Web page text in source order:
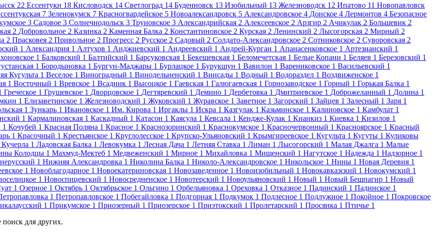
22 Ессентуки 18 Кисловодск 14 Светлоград 14 Буденновск 13 Изобильный 13 Железноводск 12 Ипатово 11 Новопавловск
7 Зеленокумск 7 Красногвардейское 5 Новоалександровск 5 Александровское 4 Донское 4 Лермонтов 4 Безопасное
3 Садовое 3 Солнечнодольск 3 Труновское 3 Александрийская 2 Алексеевское 2 Арзгир 2 Ачикулак 2 Большевик 2
2 Добровольное 2 Казинка 2 Каменная Балка 2 Константиновское 2 Курская 2 Ленинский 2 Лысогорская 2 Мирный 2
2 Прасковея 2 Привольное 2 Прогресс 2 Русское 2 Садовый 2 Солдато-Александровское 2 Сотниковское 2 Суворовская 2
1 Александрия 1 Алтухов 1 Анджиевский 1 Андреевский 1 Андрей-Курган 1 Апанасенковское 1 Артезианский 1
1 Балковский 1 Балтийский 1 Барсуковская 1 Бекешевская 1 Беломечетская 1 Белые Копани 1 Беляев 1 Березовский 1
1 Бородыновка 1 Бургун-Маджары 1 Бурлацкое 1 Бурукшун 1 Вавилон 1 Варениковское 1 Васильевский 1
Кугульта 1 Веселое 1 Виноградный 1 Винодельненский 1 Винсады 1 Водный 1 Водораздел 1 Воздвиженское 1
1 Восточный 1 Вревское 1 Всадник 1 Высоцкое 1 Гаевская 1 Галюгаевская 1 Горнозаводское 1 Горный 1 Горькая Балка 1
Греческое 1 Грушевское 1 Дворцовское 1 Дегтяревский 1 Демино 1 Дербетовка 1 Дмитриевское 1 Доброжеланный 1 Долина 1
1 Елизаветинское 1 Железноводский 1 Жуковский 1 Журавское 1 Заветное 1 Загорский 1 Зайцев 1 Залесный 1 Заря 1
1 Зункарь 1 Ивановское 1 Им. Кирова 1 Иргаклы 1 Искра 1 Казгулак 1 Казьминское 1 Калиновское 1 Камбулат 1
1 Кармалиновская 1 Каскадный 1 Катасон 1 Каясула 1 Кевсала 1 Кендже-Кулак 1 Кианкиз 1 Киевка 1 Кизилов 1
1 Кочубей 1 Красная Поляна 1 Красное 1 Краснозоринский 1 Краснокумское 1 Красночервонный 1 Красноярское 1 Красный
1 Красочный 1 Крестьянское 1 Круглолесское 1 Крупско-Ульяновский 1 Крымгиреевское 1 Кугульта 1 Кугуты 1 Куликовы
Кучерла 1 Ладовская Балка 1 Левокумка 1 Лесная Дача 1 Летняя Ставка 1 Лиман 1 Лысогорский 1 Малая Джалга 1 Малые
Колодцы 1 Махмуд-Мектеб 1 Медвеженский 1 Мирное 1 Михайловка 1 Мищенский 1 Нагутское 1 Надежда 1 Надзорное 1
1 Нижняя Александровка 1 Николина Балка 1 Николо-Александровское 1 Никольское 1 Нины 1 Новая Деревня 1
1 Новоблагодарное 1 Новоекатериновская 1 Новозаведенное 1 Новоизобильный 1 Новокавказский 1 Новокумский 1
1 Новоспицевский 1 Новосредненское 1 Новотерский 1 Новоульяновский 1 Новый 1 Новый Бешпагир 1 Новый
1 Озерное 1 Октябрь 1 Октябрьское 1 Ольгино 1 Орбельяновка 1 Ореховка 1 Отказное 1 Падинский 1 Падинское 1
1 Петропавловское 1 Побегайловка 1 Подгорная 1 Подкумок 1 Подлесное 1 Подлужное 1 Покойное 1 Покровское
1 Прикумское 1 Приозерный 1 Приозерское 1 Приэтокский 1 Пролетарский 1 Просянка 1 Птичье 1
для других.